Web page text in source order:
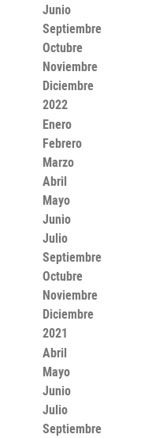
Junio
Septiembre
Octubre
Noviembre
Diciembre
2022
Enero
Febrero
Marzo
Abril
Mayo
Junio
Julio
Septiembre
Octubre
Noviembre
Diciembre
2021
Abril
Mayo
Junio
Julio
Septiembre